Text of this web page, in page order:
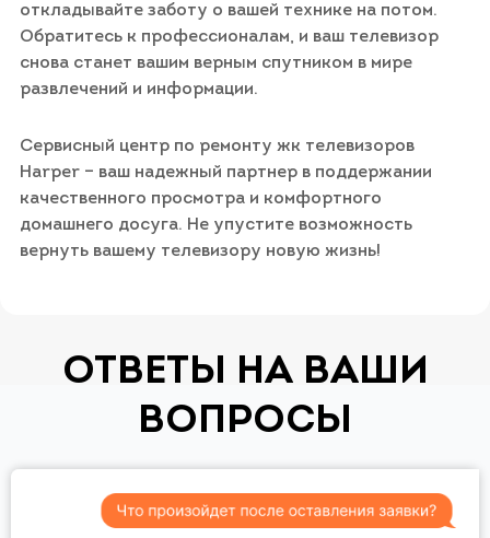
откладывайте заботу о вашей технике на потом.
Обратитесь к профессионалам, и ваш телевизор
снова станет вашим верным спутником в мире
развлечений и информации.
Сервисный центр по ремонту жк телевизоров
Harper – ваш надежный партнер в поддержании
качественного просмотра и комфортного
домашнего досуга. Не упустите возможность
вернуть вашему телевизору новую жизнь!
ОТВЕТЫ НА ВАШИ
ВОПРОСЫ